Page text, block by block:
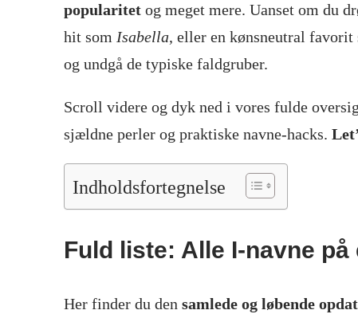
popularitet og meget mere. Uanset om du
hit som Isabella, eller en kønsneutral favorit
og undgå de typiske faldgruber.
Scroll videre og dyk ned i vores fulde
sjældne perler og praktiske navne-hacks.
Indholdsfortegnelse
Fuld liste: Alle I-navne på
Her finder du den samlede og løbende